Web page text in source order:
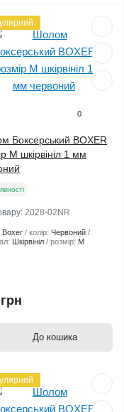
0
Боксерський BOXER
M шкірвініл 1 мм
2028-02NR
Boxer колір: Червоний
Шкірвініл розмір: М
До кошика